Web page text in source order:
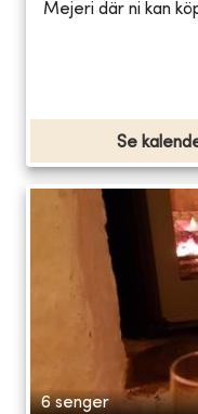
Mejeri där ni kan
Se
6 senger